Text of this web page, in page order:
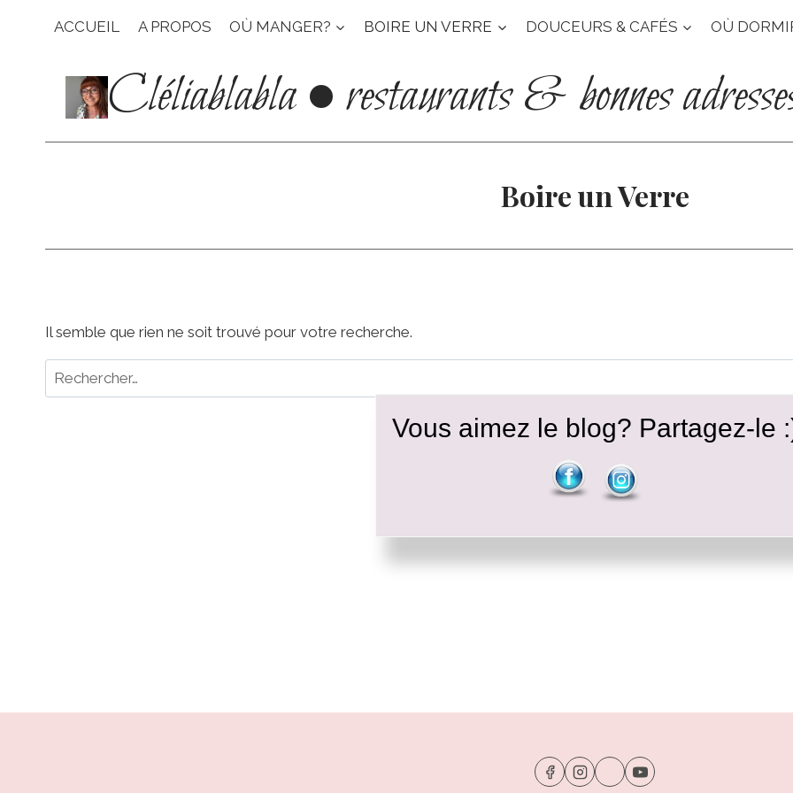
ACCUEIL A PROPOS OÙ MANGER? BOIRE UN VERRE DOUCEURS & CAFÉS OÙ
Cléliablabla • restaurants & bonnes
Boire un Verre
Il semble que rien ne soit trouvé pour votre recherche.
Rechercher :
Vous aimez le blog? Partagez-le